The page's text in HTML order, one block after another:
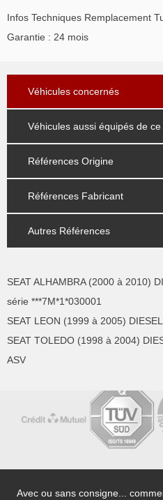
Infos Techniques Remplacement
Garantie : 24 mois
Véhicules concernés
Véhicules aussi équipés de
Références Origine
Références Fabricant
Autres Références
SEAT ALHAMBRA (2000 à 2010)
série ***7M*1*030001
SEAT LEON (1999 à 2005)
SEAT TOLEDO (1998 à 2004)
ASV
Avec ou sans consigne...